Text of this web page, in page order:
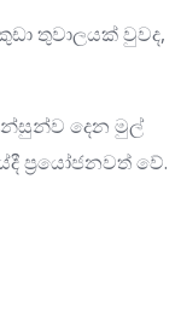
තුවාලයක් වුවද,
දෙන මුල්
ප්‍රයෝජනවත් වේ.